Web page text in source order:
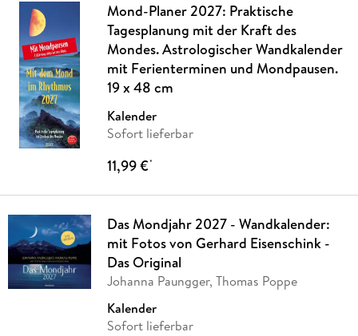
Mond-Planer 2027: Praktische
Tagesplanung mit der Kraft des
Mondes. Astrologischer Wandkalender
mit Ferienterminen und Mondpausen.
19 x 48 cm
Kalender
Sofort lieferbar
11,99 €*
Das Mondjahr 2027 - Wandkalender:
mit Fotos von Gerhard Eisenschink -
Das Original
Johanna Paungger, Thomas Poppe
Kalender
Sofort lieferbar